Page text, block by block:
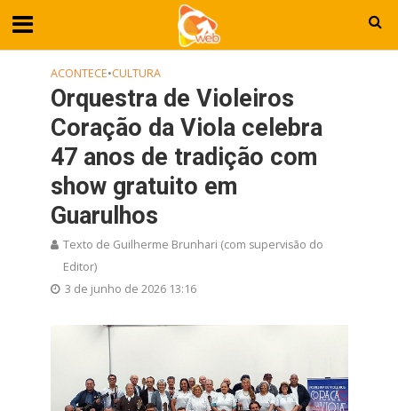
ACONTECE•CULTURA
Orquestra de Violeiros
Coração da Viola celebra
47 anos de tradição com
show gratuito em
Guarulhos
Texto de Guilherme Brunhari (com supervisão do
Editor)
3 de junho de 2026 13:16